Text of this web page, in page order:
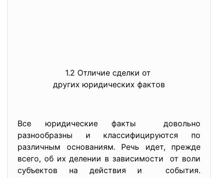
1.2 Отличие сделки от
других юридических фактов
Все юридические факты довольно
разнообразны и классифицируются по
различным основаниям. Речь идет, прежде
всего, об их делении в зависимости от воли
субъектов на действия и события.